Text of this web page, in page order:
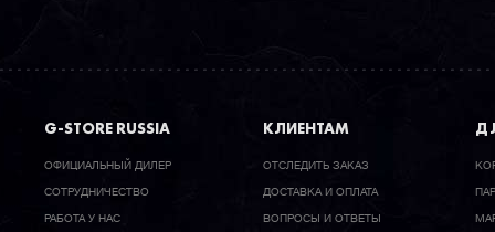
G-STORE RUSSIA
ОФИЦИАЛЬНЫЙ ДИЛЕР
CОТРУДНИЧЕСТВО
РАБОТА У НАС
КЛИЕНТАМ
ОТСЛЕДИТЬ ЗАКАЗ
ДОСТАВКА И ОПЛАТА
ВОПРОСЫ И ОТВЕТЫ